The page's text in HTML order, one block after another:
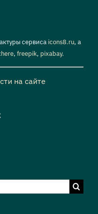
сервиса icons8.ru, а
, freepik, pixabay.
на сайте